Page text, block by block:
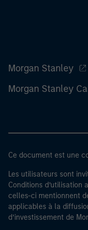
Morgan Stanley
Morgan Stanley
Ce document est une
Les utilisateurs sont
Conditions d’utilisation
celles-ci mentionnent
applicables à la
d’investissement de